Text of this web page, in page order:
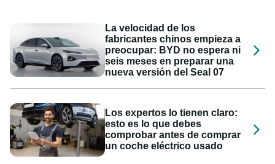
La velocidad de los
fabricantes chinos empieza a
preocupar: BYD no espera ni
seis meses en preparar una
nueva versión del Seal 07
Los expertos lo tienen claro:
esto es lo que debes
comprobar antes de comprar
un coche eléctrico usado